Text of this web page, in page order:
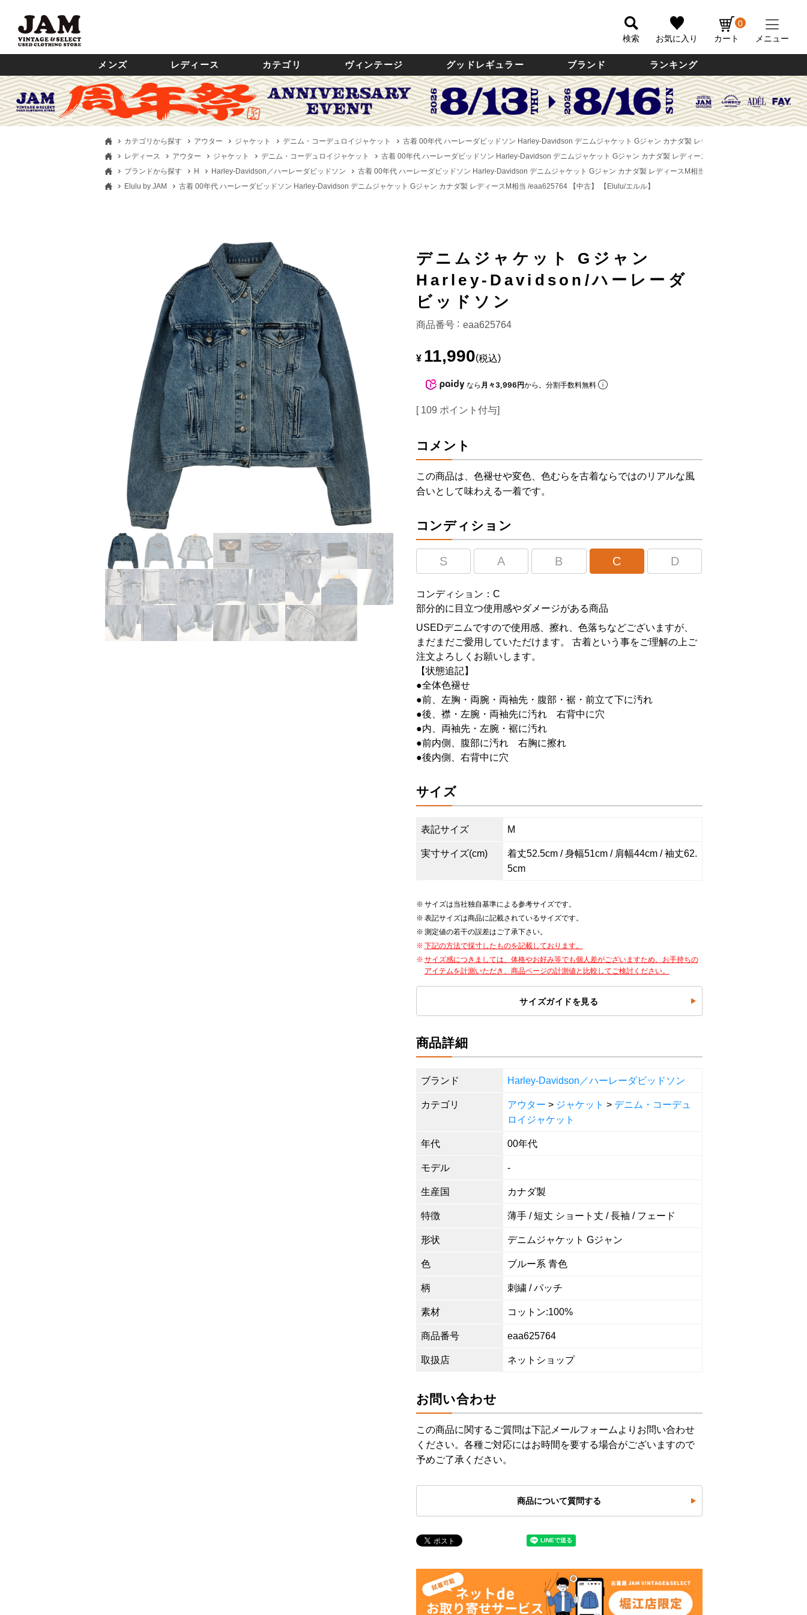
検索 お気に入り カート
0
メニュー
メンズ レディース カテゴリ ヴィンテージ グッドレギュラー ブランド ランキング
カテゴリから探す アウター ジャケット デニム・コーデュロイジャケット
古着 00年代 ハーレーダビッドソン Harley-Davidson デニムジャケット Gジャン カナダ製 レディースM相当 /eaa625764 【
レディース
アウター ジャケット デニム・コーデュロイジャケット 古着 00年代 ハーレーダビッドソン Harley-Davidson デニムジャケット Gジャン カナダ製 レディースM相当 /eaa625764 【中古】
ブランドから探す
H Harley-Davidson／ハーレーダビッドソン 古着 00年代 ハーレーダビッドソン Harley-Davidson デニムジャケット Gジャン カナダ製 レディースM相当 /eaa625764 【中古】
Elulu by JAM
古着 00年代 ハーレーダビッドソン Harley-Davidson デニムジャケット Gジャン カナダ製 レディースM相当 /eaa625764 【中古】 【Elulu/エルル】
デニムジャケット Gジャン
Harley-Davidson/ハーレーダ
ビッドソン
商品番号 eaa625764
¥ 11,990 税込
なら 月々3,996円から。分割手数料無料
[ 109 ポイント付与]
コメント
この商品は、色褪せや変色、色むらを古着ならではのリアルな風
合いとして味わえる一着です。
コンディション
S A B C D
コンディション：C
部分的に目立つ使用感やダメージがある商品
USEDデニムですので使用感、擦れ、色落ちなどございますが、
まだまだご愛用していただけます。 古着という事をご理解の上ご
注文よろしくお願いします。
【状態追記】
●全体色褪せ
●前、左胸・両腕・両袖先・腹部・裾・前立て下に汚れ
●後、襟・左腕・両袖先に汚れ 右背中に穴
●内、両袖先・左腕・裾に汚れ
●前内側、腹部に汚れ 右胸に擦れ
●後内側、右背中に穴
サイズ
表記サイズ M
実寸サイズ(cm)
着丈52.5cm / 身幅51cm / 肩幅44cm / 袖丈62.
5cm
サイズは当社独自基準による参考サイズです。
表記サイズは商品に記載されているサイズです。
測定値の若干の誤差はご了承下さい。
下記の方法で採寸したものを記載しております。
サイズ感につきましては、体格やお好み等でも個人差がございますため、お手持ちの
アイテムを計測いただき、商品ページの計測値と比較してご検討ください。
サイズガイドを見る
商品詳細
ブランド Harley-Davidson／ハーレーダビッドソン
カテゴリ アウター > ジャケット > デニム・コーデュ
ロイジャケット
年代 00年代
モデル -
生産国 カナダ製
特徴 薄手 / 短丈 ショート丈 / 長袖 / フェード
形状 デニムジャケット Gジャン
色 ブルー系 青色
柄 刺繍 / パッチ
素材 コットン:100%
商品番号 eaa625764
取扱店 ネットショップ
お問い合わせ
この商品に関するご質問は下記メールフォームよりお問い合わせ
ください。各種ご対応にはお時間を要する場合がございますので
予めご了承ください。
商品について質問する